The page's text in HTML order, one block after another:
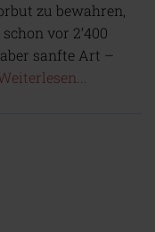
zu bewahren,
vor 2‘400
sanfte Art –